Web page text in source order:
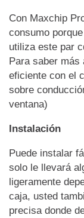
Con Maxchip
consumo
utiliza este par
Para saber más
eficiente con el
sobre
ventana)
Instalación
Puede instalar
solo le llevará
ligeramente
caja, usted
precisa donde